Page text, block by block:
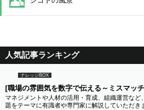
人気記事ランキング
ナレッジBOX
[職場の雰囲気を数字で伝える～ミスマッ
マネジメントや人材の活用・育成、組織運営など
題をテーマに有識者や専門家に解説していただき